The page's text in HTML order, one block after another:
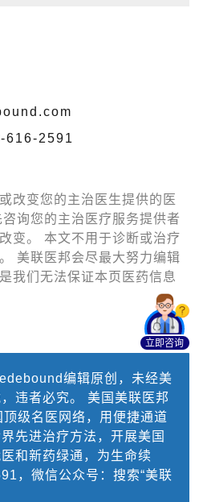
616-2591
改变您的主治医生提供的医
询您的主治医疗服务提供者
变。 本文不用于诊断或治疗
美联医邦会尽最大努力编辑
我们无法保证本页医药信息
编辑原创，未经美
违者必究。 美国美联医邦
级名医网络，用便捷通道
先进治疗方法，开展美国
和新药绿通，为生命续
，微信公众号：搜索“美联
立即咨询